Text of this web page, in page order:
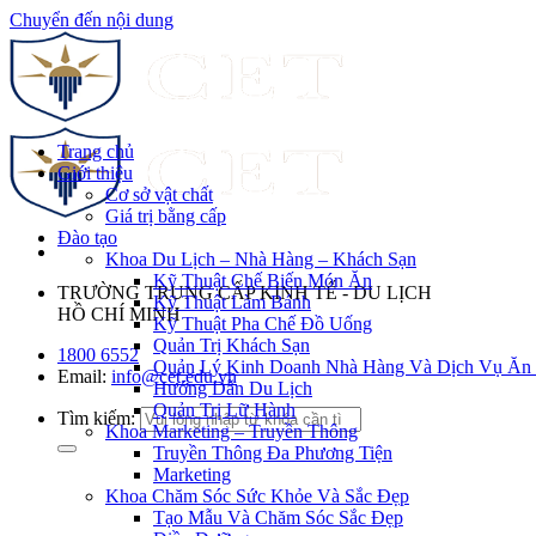
Chuyển đến nội dung
TRƯỜNG TRUNG CẤP KINH TẾ - DU LỊCH
HỒ CHÍ MINH
1800 6552
Email: info@cet.edu.vn
Tìm kiếm:
Trang chủ
Giới thiệu
Cơ sở vật chất
Giá trị bằng cấp
Đào tạo
Khoa Du Lịch – Nhà Hàng – Khách Sạn
Kỹ Thuật Chế Biến Món Ăn
Kỹ Thuật Làm Bánh
Kỹ Thuật Pha Chế Đồ Uống
Quản Trị Khách Sạn
Quản Lý Kinh Doanh Nhà Hàng Và Dịch Vụ Ăn
Hướng Dẫn Du Lịch
Quản Trị Lữ Hành
Khoa Marketing – Truyền Thông
Truyền Thông Đa Phương Tiện
Marketing
Khoa Chăm Sóc Sức Khỏe Và Sắc Đẹp
Tạo Mẫu Và Chăm Sóc Sắc Đẹp